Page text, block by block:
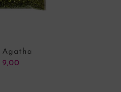
Agatha
9,00